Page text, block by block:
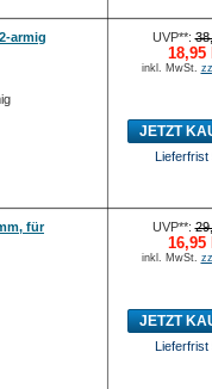
armig UVP**:
18,95
inkl. MwSt.
JETZT
Lieferfrist
für UVP**:
16,95
inkl. MwSt.
JETZT
Lieferfrist